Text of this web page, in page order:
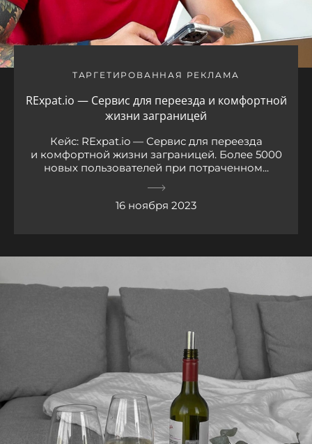
ТАРГЕТИРОВАННАЯ РЕКЛАМА
RExpat.io — Сервис для переезда и комфортной
жизни заграницей
Кейс: RExpat.io — Сервис для переезда
и комфортной жизни заграницей. Более 5000
новых пользователей при потраченном...
16 ноября 2023